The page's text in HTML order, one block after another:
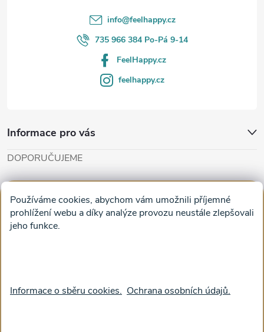
Používáme cookies, abychom vám umožnili příjemné
prohlížení webu a díky analýze provozu neustále zlepšovali
jeho funkce.
Informace o sběru cookies. Ochrana osobních údajů.
ý
p
i
s
u
info@feelhappy.cz
735 966 384 Po-Pá 9-14
FeelHappy.cz
feelhappy.cz
Informace pro vás
DOPORUČUJEME
Obrazy na plátně na zeď a stěnu do obýváku
Facebook